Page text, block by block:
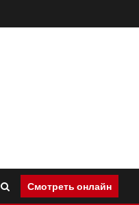
Смотреть онлайн